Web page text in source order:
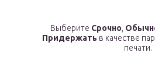
Выберите Срочно
Придержать в качестве
печати.